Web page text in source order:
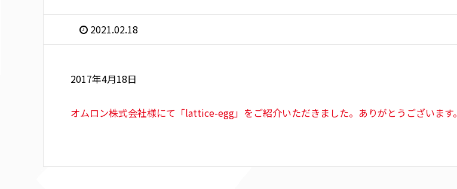
2021.02.18
2017年4月18日
オムロン株式会社様にて「lattice-egg」をご紹介いただきました。ありがとうございます。